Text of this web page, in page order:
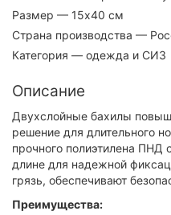
Размер — 15х40 см
Страна производства —
Категория — одежда и СИЗ
Описание
Двухслойные бахилы
решение для длительного
прочного полиэтилена ПНД
длине для надежной
грязь, обеспечивают
Преимущества: